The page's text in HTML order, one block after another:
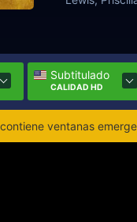
Subtitulado
CALIDAD HD
ventanas